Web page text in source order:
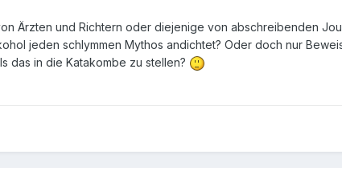
Ärzten und Richtern oder diejenige von abschreibenden
jeden schlymmen Mythos andichtet? Oder doch nur
das in die Katakombe zu stellen?